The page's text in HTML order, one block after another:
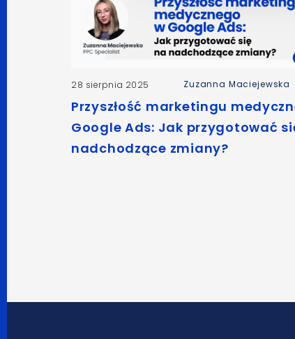
28 sierpnia 2025 Zuzanna Maciejewska
Przyszłość marketingu
Google Ads: Jak przygotować
nadchodzące zmiany?